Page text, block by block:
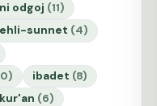
odgoj (11)
ehli-sunnet (4)
ibadet (8)
kur'an (6)